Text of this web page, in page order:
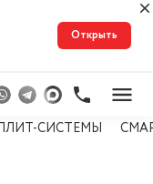
Открыть
СИСТЕМЫ